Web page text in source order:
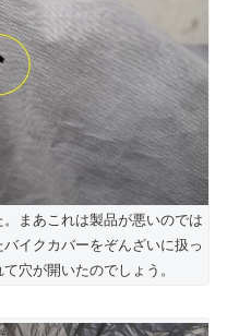
まあこれは製品が悪いのでは
イクカバーをぞんざいに扱っ
穴が開いたのでしょう。